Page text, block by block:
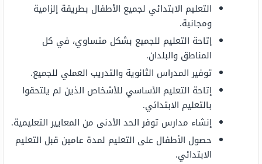
التعليم الابتدائي لجميع الأطفال بطريقة إلزامية
ومجانية.
إتاحة التعليم للجميع بشكل متساوي، في كل
المناطق والبلدان.
توفير المدراس الثانوية والتدريب العملي للجميع.
إتاحة التعليم الأساسي للأشخاص الذين لم يلتحقوا
بالتعليم الابتدائي.
إنشاء مدارس توفر الحد الأدنى من المعايير التعليمية.
حصول الأطفال على التعليم لمدة عامين قبل التعليم
الابتدائي.